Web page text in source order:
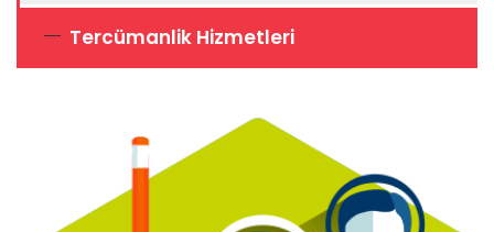
Tercümanlik Hizmetleri